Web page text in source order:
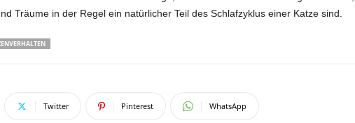
Träume in der Regel ein natürlicher Teil des Schlafzyklus einer Katze sind.
Twitter Pinterest WhatsApp